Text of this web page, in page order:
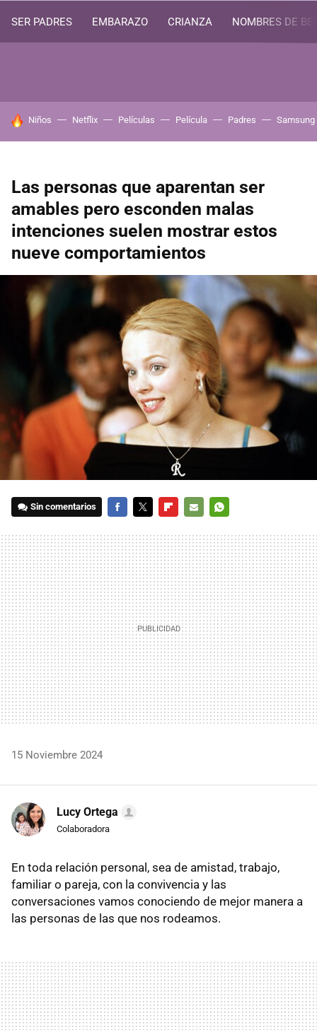
SER PADRES EMBARAZO CRIANZA NOMBRES DE
HOY SE HABLA DE
Niños Netflix Películas Película Padres Samsung
Las personas que aparentan ser
amables pero esconden malas
intenciones suelen mostrar estos
nueve comportamientos
Sin comentarios
MAIL
15 Noviembre 2024
Lucy Ortega
Colaboradora
En toda relación personal, sea de amistad, trabajo,
familiar o pareja, con la convivencia y las
conversaciones vamos conociendo de mejor manera a
las personas de las que nos rodeamos.